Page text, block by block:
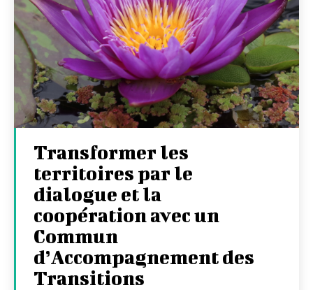
Transformer les
territoires par le
dialogue et la
coopération avec un
Commun
d’Accompagnement des
Transitions